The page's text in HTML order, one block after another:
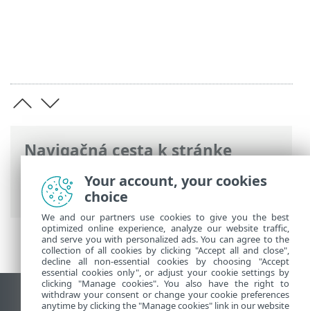
Navigačná cesta k stránke
ESET Online pomocník> ESET Glossary>
Detekcie > Rootkit
Zobraziť stránku ako na počítači
Your account, your cookies
choice
We and our partners use cookies to give you the best
optimized online experience, analyze our website traffic,
and serve you with personalized ads. You can agree to the
collection of all cookies by clicking "Accept all and close",
decline all non-essential cookies by choosing "Accept
essential cookies only", or adjust your cookie settings by
clicking "Manage cookies". You also have the right to
withdraw your consent or change your cookie preferences
anytime by clicking the "Manage cookies" link in our website